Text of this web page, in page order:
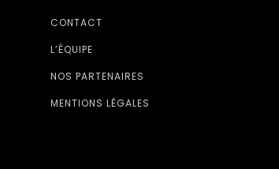
CONTACT
L’ÉQUIPE
NOS PARTENAIRES
MENTIONS LÉGALES